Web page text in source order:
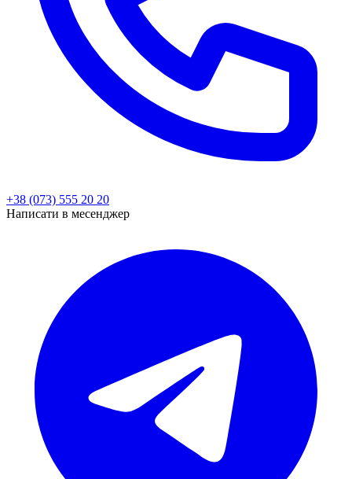
+38 (073) 555 20 20
Написати в месенджер